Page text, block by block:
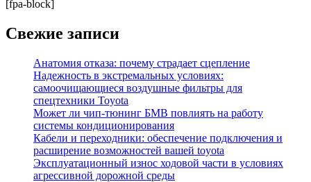
[fpa-block]
Свежие записи
Анатомия отказа: почему страдает сцепление
Надежность в экстремальных условиях:
самоочищающиеся воздушные фильтры для
спецтехники Toyota
Может ли чип-тюнинг БМВ повлиять на работу
системы кондиционирования
Кабели и переходники: обеспечение подключения и
расширение возможностей вашей toyota
Эксплуатационный износ ходовой части в условиях
агрессивной дорожной среды